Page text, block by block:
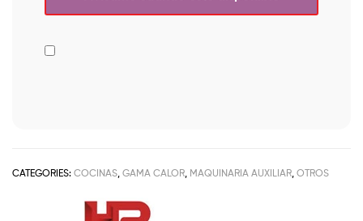
CATEGORIES: COCINAS GAMA CALOR MAQUINARIA AUXILIAR OTROS